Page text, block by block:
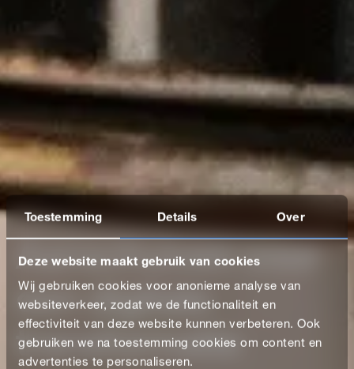
Toestemming Details Over
Deze website maakt gebruik van cookies
Wij gebruiken cookies voor anonieme analyse van
websiteverkeer, zodat we de functionaliteit en
effectiviteit van deze website kunnen verbeteren. Ook
gebruiken we na toestemming cookies om content en
advertenties te personaliseren.
Aanschuiven voor
een digitale
transformatie